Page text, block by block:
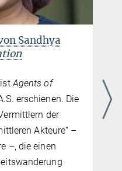
Sandhya
istAgents of
erschienen. Die
der
Akteure“ –
–, die einen